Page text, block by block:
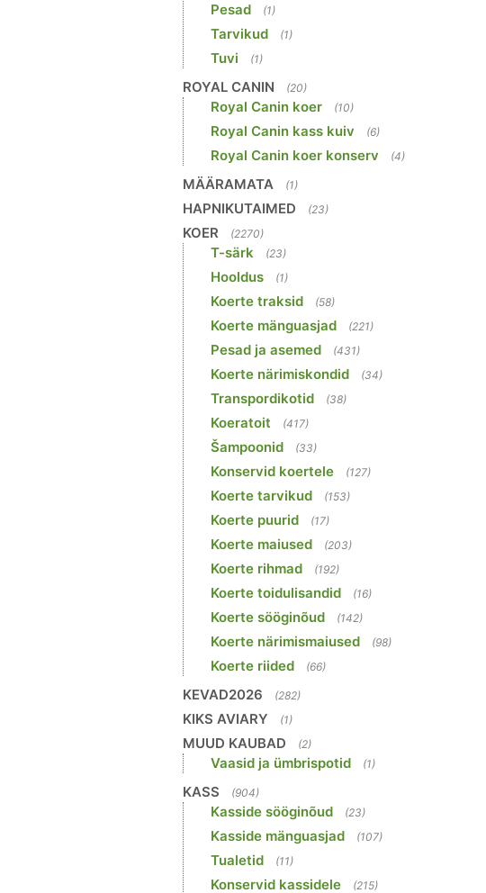
Pesad (1)
Tarvikud (1)
Tuvi (1)
ROYAL CANIN (20)
Royal Canin koer (10)
Royal Canin kass kuiv (6)
Royal Canin koer konserv (4)
MÄÄRAMATA (1)
HAPNIKUTAIMED (23)
KOER (2270)
T-särk (23)
Hooldus (1)
Koerte traksid (58)
Koerte mänguasjad (221)
Pesad ja asemed (431)
Koerte närimiskondid (34)
Transpordikotid (38)
Koeratoit (417)
Šampoonid (33)
Konservid koertele (127)
Koerte tarvikud (153)
Koerte puurid (17)
Koerte maiused (203)
Koerte rihmad (192)
Koerte toidulisandid (16)
Koerte sööginõud (142)
Koerte närimismaiused (98)
Koerte riided (66)
KEVAD2026 (282)
KIKS AVIARY (1)
MUUD KAUBAD (2)
Vaasid ja ümbrispotid (1)
KASS (904)
Kasside sööginõud (23)
Kasside mänguasjad (107)
Tualetid (11)
Konservid kassidele (215)